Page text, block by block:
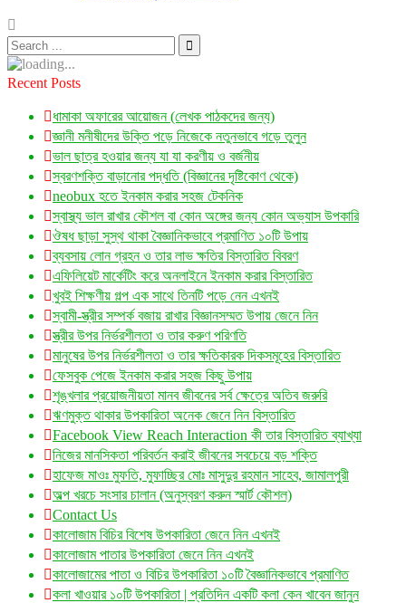
Recent Posts
ধামাকা অফারের আয়োজন (লেখক পাঠকদের জন্য)
জ্ঞানী মনীষীদের উক্তি পড়ে নিজেকে নতুনভাবে গড়ে তুলুন
ভাল ছাত্র হওয়ার জন্য যা যা করণীয় ও বর্জনীয়
স্বরণশক্তি বাড়ানোর পদ্ধতি (বিজ্ঞানের দৃষ্টিকোণ থেকে)
neobux হতে ইনকাম করার সহজ টেকনিক
স্বাস্থ্য ভাল রাখার কৌশল বা কোন অঙ্গের জন্য কোন অভ্যাস উপকারি
ঔষধ ছাড়া সুস্থ থাকা বৈজ্ঞানিকভাবে প্রমাণিত ১০টি উপায়
ব্যবসায় লোন গ্রহন ও তার লাভ ক্ষতির বিস্তারিত বিবরণ
এফিলিয়েট মার্কেটিং করে অনলাইনে ইনকাম করার বিস্তারিত
খুবই শিক্ষণীয় গল্প এক সাথে তিনটি পড়ে নেন এখনই
স্বামী-স্ত্রীর সম্পর্ক বজায় রাখার বিজ্ঞানসম্মত উপায় জেনে নিন
স্ত্রীর উপর নির্ভরশীলতা ও তার করুণ পরিণতি
মানুষের উপর নির্ভরশীলতা ও তার ক্ষতিকারক দিকসমূহের বিস্তারিত
ফেসবুক পেজে ইনকাম করার সহজ কিছু উপায়
শৃঙ্খলার প্রয়োজনীয়তা মানব জীবনের সর্ব ক্ষেত্রে অতিব জরুরি
ঋণমুক্ত থাকার উপকারিতা অনেক জেনে নিন বিস্তারিত
Facebook View Reach Interaction কী তার বিস্তারিত ব্যাখ্যা
নিজের মানসিকতা পরিবর্তন করাই জীবনের সবচেয়ে বড় শক্তি
হাফেজ মাওঃ মুফতি, মুফাচ্ছির মোঃ মাসুদুর রহমান সাহেব, জামালপুরী
অল্প খরচে সংসার চালান (অনুস্বরণ করুন স্মার্ট কৌশল)
Contact Us
কালোজাম বিচির বিশেষ উপকারিতা জেনে নিন এখনই
কালোজাম পাতার উপকারিতা জেনে নিন এখনই
কালোজামের পাতা ও বিচির উপকারিতা ১০টি বৈজ্ঞানিকভাবে প্রমাণিত
কলা খাওয়ার ১০টি উপকারিতা | প্রতিদিন একটি কলা কেন খাবেন জানুন